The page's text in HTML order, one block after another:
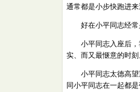
通常都是小步快跑进
好在小平同志经常是
小平同志入座后，
实、而又最惬意的时
小平同志太德高望
同小平同志在一起都